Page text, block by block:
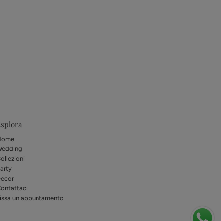
un appuntamento